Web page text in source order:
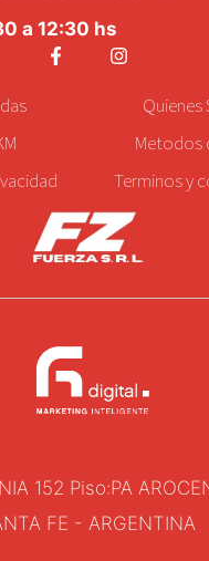
a 12:30 hs
Quienes
Metodos
Terminos y
152 Piso:PA
FE - ARGENTINA